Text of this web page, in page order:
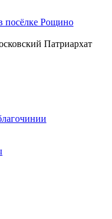
посёлке Рощино
Патриархат